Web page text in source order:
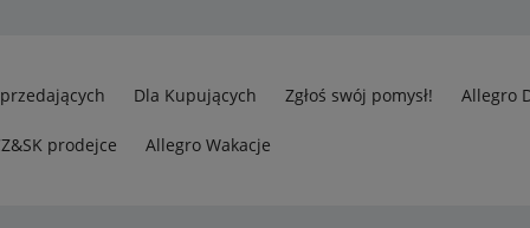
Dla Kupujących Zgłoś swój pomysł! Allegro
prodejce Allegro Wakacje